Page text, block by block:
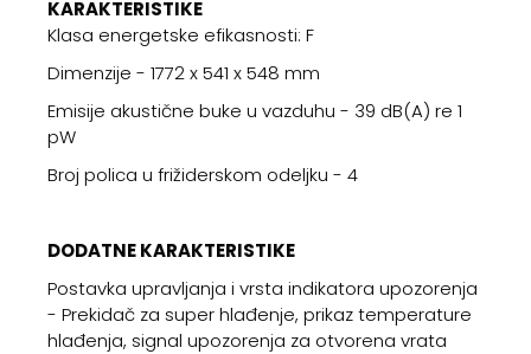
KARAKTERISTIKE
Klasa energetske efikasnosti: F
Dimenzije - 1772 x 541 x 548 mm
Emisije akustične buke u vazduhu - 39 dB(A) re 1
pW
Broj polica u frižiderskom odeljku - 4
DODATNE KARAKTERISTIKE
Postavka upravljanja i vrsta indikatora upozorenja
- Prekidač za super hlađenje, prikaz temperature
hlađenja, signal upozorenja za otvorena vrata